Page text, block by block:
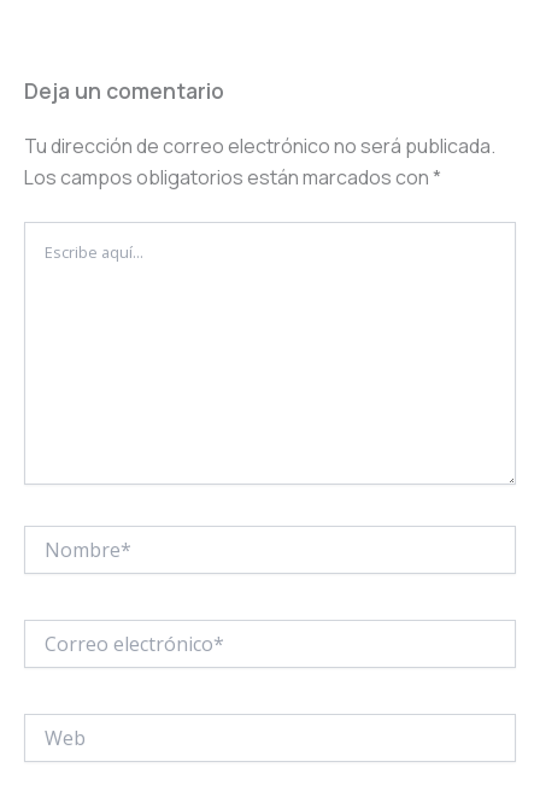
Deja un comentario
Tu dirección de correo electrónico no será publicada.
Los campos obligatorios están marcados con*
aquí...
electrónico*